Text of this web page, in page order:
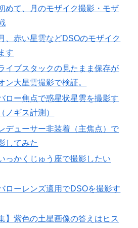
めて、月のモザイク撮影・モザ
、赤い星雲などDSOのモザイク
す
イブスタックの見たまま保存が
ン大星雲撮影で検証。
ロー焦点で惑星状星雲を撮影す
ノギス計測）
デューサー非装着（主焦点）で
してみた
っかくじゅう座で撮影したい
ローレンズ適用でDSOを撮影す
】紫色の土星画像の答えはヒス